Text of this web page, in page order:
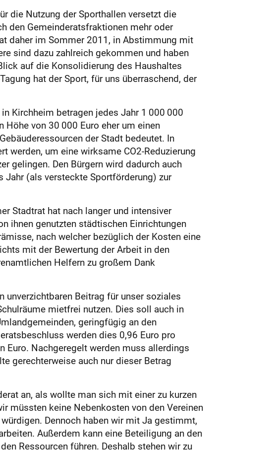
die Nutzung der Sporthallen versetzt die
den Gemeinderatsfraktionen mehr oder
daher im Sommer 2011, in Abstimmung mit
sind dazu zahlreich gekommen und haben
auf die Konsolidierung des Haushaltes
hat der Sport, für uns überraschend, der
Kirchheim betragen jedes Jahr 1 000 000
von 30 000 Euro eher um einen
der Stadt bedeutet. In
werden, um eine wirksame CO2-Reduzierung
gelingen. Den Bürgern wird dadurch auch
(als versteckte Sportförderung) zur
Stadtrat hat nach langer und intensiver
ihnen genutzten städtischen Einrichtungen
nach welcher bezüglich der Kosten eine
mit der Bewertung der Arbeit in den
Helfern zu großem Dank
unverzichtbaren Beitrag für unser soziales
mietfrei nutzen. Dies soll auch in
geringfügig an den
werden dies 0,96 Euro pro
Euro. Nachgeregelt werden muss allerdings
gerechterweise auch nur dieser Betrag
an, als wollte man sich mit einer zu kurzen
müssten keine Nebenkosten von den Vereinen
Dennoch haben wir mit Ja gestimmt,
Außerdem kann eine Beteiligung an den
Ressourcen führen. Deshalb stehen wir zu